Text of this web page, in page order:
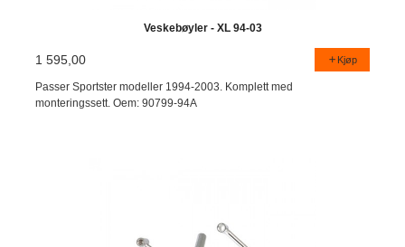
Veskebøyler - XL 94-03
1 595,00 Kjøp
Passer Sportster modeller 1994-2003. Komplett med
monteringssett. Oem: 90799-94A